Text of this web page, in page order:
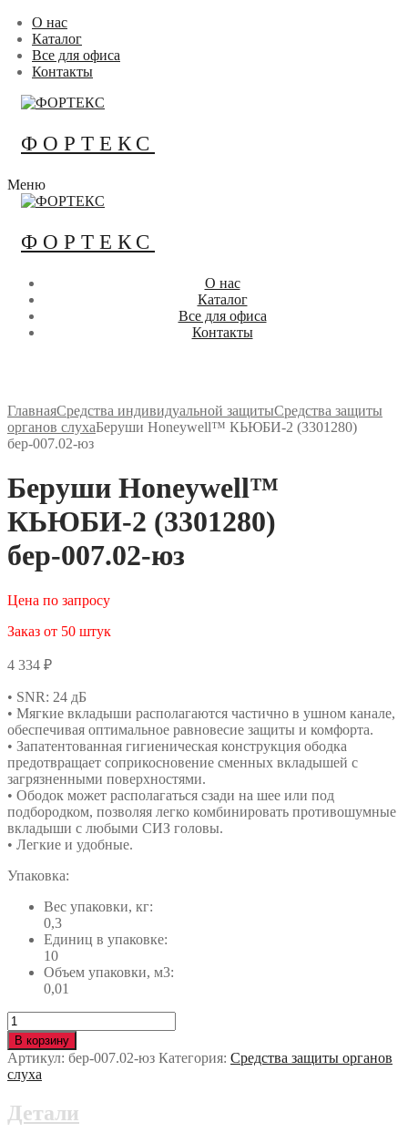
Перейти
содержимому
Меню
Закрыть
О нас
Каталог
Все для офиса
Контакты
ФОРТЕКС
Меню
ФОРТЕКС
О нас
Каталог
Все для офиса
Контакты
ГлавнаяСредства индивидуальной защитыСредства защиты
органов слухаБеруши Honeywell™ КЬЮБИ-2 (3301280)
бер-007.02-юз
Беруши Honeywell™
КЬЮБИ-2 (3301280)
бер-007.02-юз
Цена по запросу
Заказ от 50 штук
4 334 ₽
• SNR: 24 дБ
• Мягкие вкладыши располагаются частично в ушном канале,
обеспечивая оптимальное равновесие защиты и комфорта.
• Запатентованная гигиеническая конструкция ободка
предотвращает соприкосновение сменных вкладышей с
загрязненными поверхностями.
• Ободок может располагаться сзади на шее или под
подбородком, позволяя легко комбинировать противошумные
вкладыши с любыми СИЗ головы.
• Легкие и удобные.
Упаковка:
Вес упаковки, кг:
0,3
Единиц в упаковке:
10
Объем упаковки, м3:
0,01
Количество
Беруши
Honeywell™
КЬЮБИ-2
(3301280)
юз
В корзину
Артикул: бер-007.02-юз Категория: Средства защиты органов
слуха
Детали